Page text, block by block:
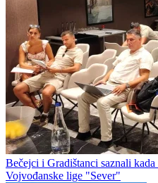
Bečejci i Gradištanci saznali
Vojvođanske lige "Sever"